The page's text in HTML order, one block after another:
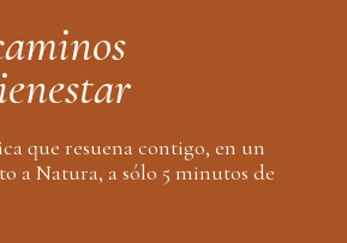
aminos
enestar
que resuena contigo, en un
a Natura, a sólo 5 minutos de